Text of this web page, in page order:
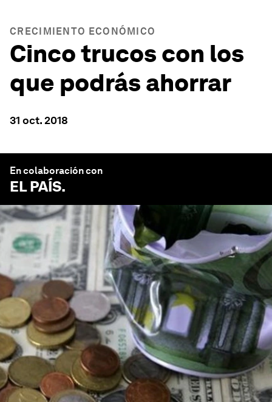
CRECIMIENTO ECONÓMICO
Cinco trucos con los
que podrás ahorrar
31 oct. 2018
En colaboración con
EL PAÍS.